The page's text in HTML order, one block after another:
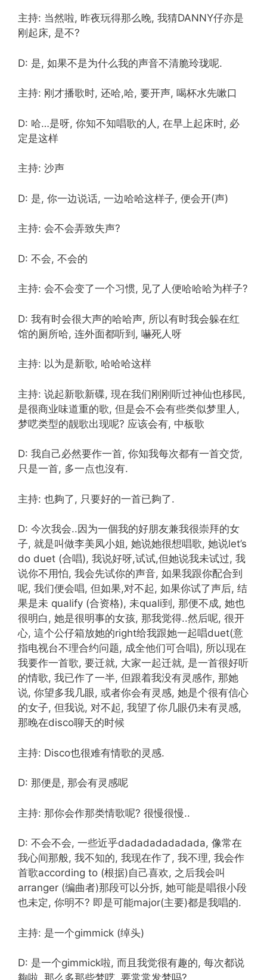
主持: 当然啦, 昨夜玩得那么晚, 我猜DANNY仔亦是
刚起床, 是不?
D: 是, 如果不是为什么我的声音不清脆玲珑呢.
主持: 刚才播歌时, 还哈,哈, 要开声, 喝杯水先嗽口
D: 哈…是呀, 你知不知唱歌的人, 在早上起床时, 必
定是这样
主持: 沙声
D: 是, 你一边说话, 一边哈哈这样子, 便会开(声)
主持: 会不会弄致失声?
D: 不会, 不会的
主持: 会不会变了一个习惯, 见了人便哈哈哈为样子?
D: 我有时会很大声的哈哈声, 所以有时我会躲在红
馆的厕所哈, 连外面都听到, 嚇死人呀
主持: 以为是新歌, 哈哈哈这样
主持: 说起新歌新碟, 現在我们刚刚听过神仙也移民,
是很商业味道重的歌, 但是会不会有些类似梦里人,
梦呓类型的靓歌出现呢? 应该会有, 中板歌
D: 我自己必然要作一首, 你知我每次都有一首交货,
只是一首, 多一点也沒有.
主持: 也夠了, 只要好的一首已夠了.
D: 今次我会..因为一個我的好朋友兼我很崇拜的女
子, 就是叫做李美凤小姐, 她说她很想唱歌, 她说let’s
do duet (合唱), 我说好呀,试试,但她说我未试过, 我
说你不用怕, 我会先试你的声音, 如果我跟你配合到
呢, 我们便会唱, 但如果,对不起, 如果你试了声后, 结
果是未 qualify (合资格), 未quali到, 那便不成, 她也
很明白, 她是很明事的女孩, 那我觉得..然后呢, 很开
心, 這个公仔箱放她的right给我跟她一起唱duet(意
指电视台不理合约问题, 成全他们可合唱), 所以现在
我要作一首歌, 要迁就, 大家一起迁就, 是一首很好听
的情歌, 我已作了一半, 但跟着我没有灵感作, 那她
说, 你望多我几眼, 或者你会有灵感, 她是个很有信心
的女子, 但我说, 对不起, 我望了你几眼仍未有灵感,
那晚在disco聊天的时候
主持: Disco也很难有情歌的灵感.
D: 那便是, 那会有灵感呢
主持: 那你会作那类情歌呢? 很慢很慢..
D: 不会不会, 一些近乎dadadadadadada, 像常在
我心间那般, 我不知的, 我现在作了, 我不理, 我会作
首歌according to (根据)自己喜欢, 之后我会叫
arranger (编曲者)那段可以分拆, 她可能是唱很小段
也未定, 你明不? 即是可能major(主要)都是我唱的.
主持: 是一个gimmick (绰头)
D: 是一个gimmick啦, 而且我觉很有趣的, 每次都说